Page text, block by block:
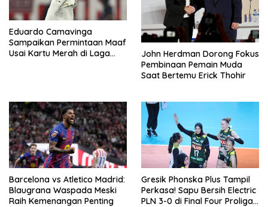
Eduardo Camavinga
Sampaikan Permintaan Maaf
Usai Kartu Merah di Laga
John Herdman Dorong Fokus
Pembinaan Pemain Muda
Saat Bertemu Erick Thohir
Barcelona vs Atletico Madrid:
Blaugrana Waspada Meski
Raih Kemenangan Penting
Gresik Phonska Plus Tampil
Perkasa! Sapu Bersih Electric
PLN 3-0 di Final Four Proliga